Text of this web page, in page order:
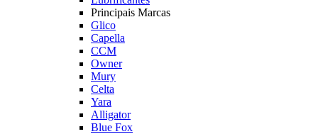
Principais Marcas
Glico
Capella
CCM
Owner
Mury
Celta
Yara
Alligator
Blue Fox